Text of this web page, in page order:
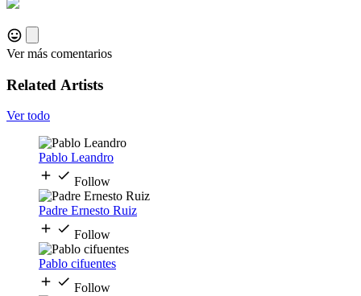
Ver más comentarios
Related Artists
Ver todo
Pablo Leandro
Follow
Padre Ernesto Ruiz
Follow
Pablo cifuentes
Follow